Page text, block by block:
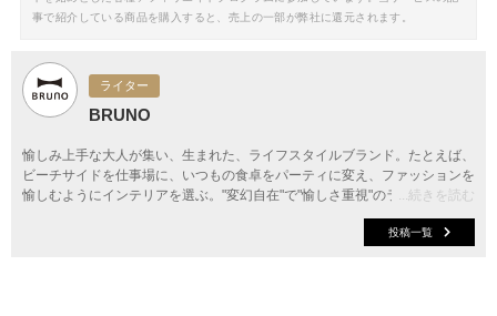
事で紹介している商品を購入すると、売上の一部が弊社に還元されます。
ライター
BRUNO
...続きを読む
愉しみ上手な大人が集い、生まれた、ライフスタイルブランド。たとえば、
ビーチサイドを仕事場に、いつもの食卓をパーティに変え、ファッションを
愉しむようにインテリアを選ぶ。"変幻自在"で"愉しさ重視"のライフスタイ
ルがBRUNO流。BRUNOは、人生を愉しむための遊び心に満ちた ライフス
投稿一覧